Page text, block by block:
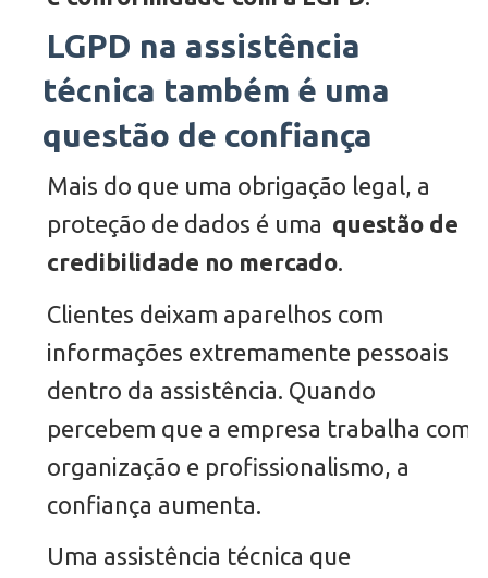
LGPD na assistência
técnica também é uma
questão de confiança
Mais do que uma obrigação legal, a
proteção de dados é uma questão de
credibilidade no mercado.
Clientes deixam aparelhos com
informações extremamente pessoais
dentro da assistência. Quando
percebem que a empresa trabalha com
organização e profissionalismo, a
confiança aumenta.
Uma assistência técnica que